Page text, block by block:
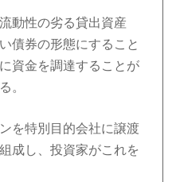
動性の劣る貸出資産
債券の形態にすること
資金を調達することが
。
を特別目的会社に譲渡
成し、投資家がこれを